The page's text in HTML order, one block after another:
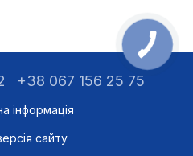
+38 067 156 25 75
інформація
сайту